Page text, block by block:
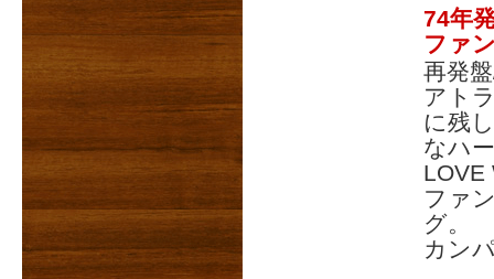
74年
ファ
再発
アト
に残
なハ
LOVE
ファ
グ。
カン